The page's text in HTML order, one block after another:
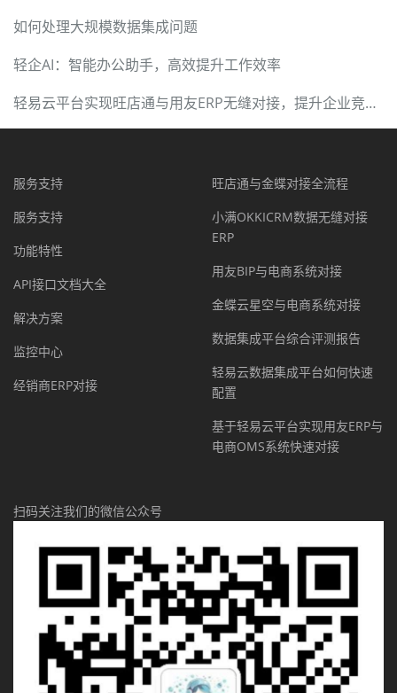
如何处理大规模数据集成问题
轻企AI：智能办公助手，高效提升工作效率
轻易云平台实现旺店通与用友ERP无缝对接，提升企业竞争力
服务支持
服务支持
功能特性
API接口文档大全
解决方案
监控中心
经销商ERP对接
旺店通与金蝶对接全流程
小满OKKICRM数据无缝对接
ERP
用友BIP与电商系统对接
金蝶云星空与电商系统对接
数据集成平台综合评测报告
轻易云数据集成平台如何快速
配置
基于轻易云平台实现用友ERP与
电商OMS系统快速对接
扫码关注我们的微信公众号